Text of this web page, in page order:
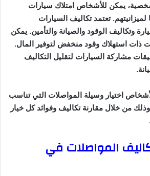
يمكن للأشخاص امتلاك سيارات
تعتمد تكاليف السيارات
وتكاليف الوقود والصيانة والتأمين. يمكن
ذات استهلاك وقود منخفض لتوفير المال.
مشاركة السيارات لتقليل التكاليف
اختيار وسيلة المواصلات التي تناسب
وذلك من خلال مقارنة تكاليف وفوائد كل خيار
المواصلات في